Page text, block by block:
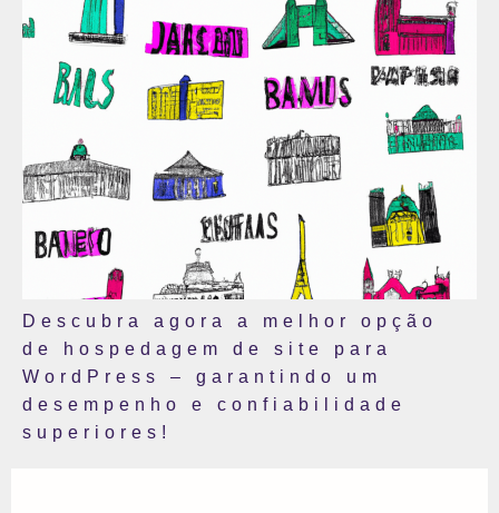
Descubra agora a melhor opção
de hospedagem de site para
WordPress – garantindo um
desempenho e confiabilidade
superiores!